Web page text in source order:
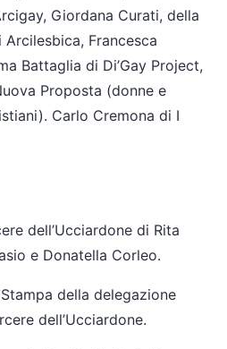
Giordana Curati, della
Francesca
Battaglia di Di’Gay Project,
Proposta (donne e
Carlo Cremona di I
dell’Ucciardone di Rita
e Donatella Corleo.
della delegazione
dell’Ucciardone.